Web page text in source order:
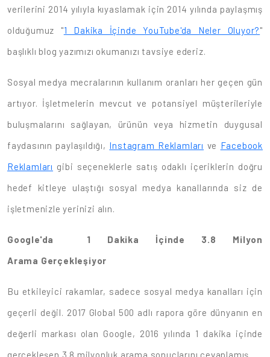
verilerini 2014 yılıyla kıyaslamak için 2014 yılında paylaşmış
olduğumuz "1 Dakika İçinde YouTube'da Neler Oluyor?"
başlıklı blog yazımızı okumanızı tavsiye ederiz.
Sosyal medya mecralarının kullanım oranları her geçen gün
artıyor. İşletmelerin mevcut ve potansiyel müşterileriyle
buluşmalarını sağlayan, ürünün veya hizmetin duygusal
faydasının paylaşıldığı, Instagram Reklamları ve Facebook
Reklamları gibi seçeneklerle satış odaklı içeriklerin doğru
hedef kitleye ulaştığı sosyal medya kanallarında siz de
işletmenizle yerinizi alın.
Google'da 1 Dakika İçinde 3.8 Milyon
Arama Gerçekleşiyor
Bu etkileyici rakamlar, sadece sosyal medya kanalları için
geçerli değil. 2017 Global 500 adlı rapora göre dünyanın en
değerli markası olan Google, 2016 yılında 1 dakika içinde
gerçekleşen 3.8 milyonluk arama sonuçlarını cevaplamış.